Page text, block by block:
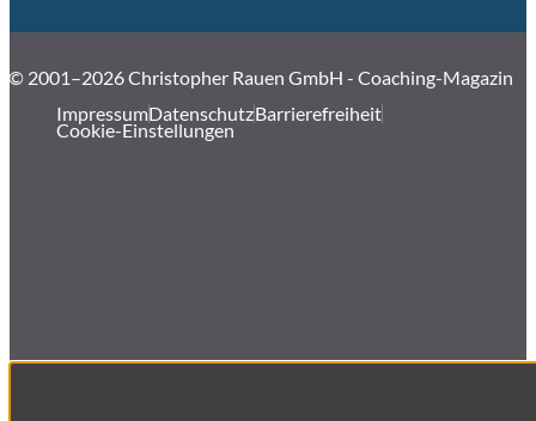
© 2001–2026 Christopher Rauen GmbH - Coaching-Magazin
ImpressumDatenschutzBarrierefreiheit
Cookie-Einstellungen